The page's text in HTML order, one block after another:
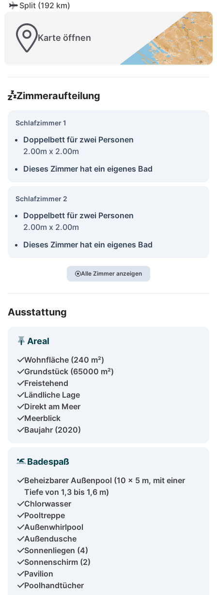
Split (192 km)
Karte öffnen
Zimmeraufteilung
Schlafzimmer 1
Doppelbett für zwei Personen
2.00m x 2.00m
Dieses Zimmer hat ein eigenes Bad
Schlafzimmer 2
Doppelbett für zwei Personen
2.00m x 2.00m
Dieses Zimmer hat ein eigenes Bad
Alle Zimmer anzeigen
Ausstattung
Areal
Wohnfläche (240 m²)
Grundstück (65000 m²)
Freistehend
Ländliche Lage
Direkt am Meer
Meerblick
Baujahr (2020)
Badespaß
Beheizbarer Außenpool (10 x 5 m, mit einer
Tiefe von 1,3 bis 1,6 m)
Chlorwasser
Pooltreppe
Außenwhirlpool
Außendusche
Sonnenliegen (4)
Sonnenschirm (2)
Pavilion
Poolhandtücher